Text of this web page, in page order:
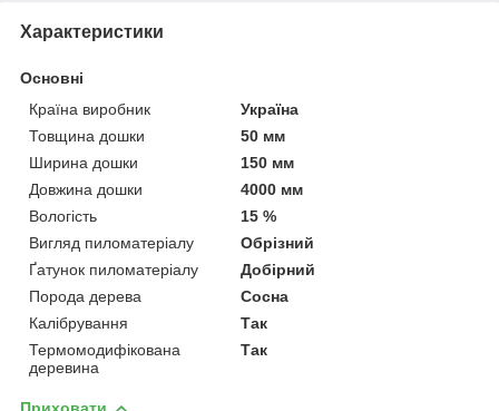
Характеристики
Основні
Країна виробник
Україна
Товщина дошки
50 мм
Ширина дошки
150 мм
Довжина дошки
4000 мм
Вологість
15 %
Вигляд пиломатеріалу
Обрізний
Ґатунок пиломатеріалу
Добірний
Порода дерева
Сосна
Калібрування
Так
Термомодифікована
деревина
Так
Приховати